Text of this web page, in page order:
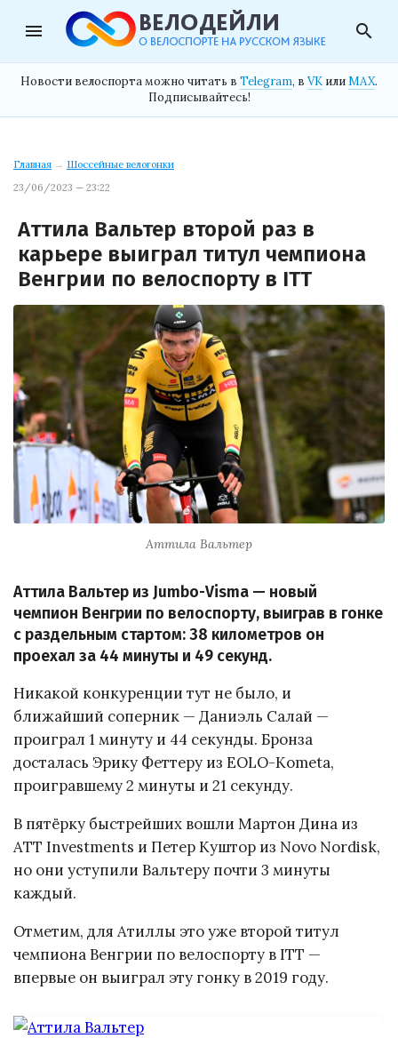
menu search
Новости велоспорта можно читать в Telegram, в VK илиMAX.
Подписывайтесь!
Главная → Шоссейные велогонки
23/06/2023 — 23:22
Аттила Вальтер второй раз в
карьере выиграл титул чемпиона
Венгрии по велоспорту в ITT
Аттила Вальтер
Аттила Вальтер из Jumbo-Visma — новый
чемпион Венгрии по велоспорту, выиграв в гонке
с раздельным стартом: 38 километров он
проехал за 44 минуты и 49 секунд.
Никакой конкуренции тут не было, и
ближайший соперник — Даниэль Салай —
проиграл 1 минуту и 44 секунды. Бронза
досталась Эрику Феттеру из EOLO-Kometa,
проигравшему 2 минуты и 21 секунду.
В пятёрку быстрейших вошли Мартон Дина из
ATT Investments и Петер Куштор из Novo Nordisk,
но они уступили Вальтеру почти 3 минуты
каждый.
Отметим, для Атиллы это уже второй титул
чемпиона Венгрии по велоспорту в ITT —
впервые он выиграл эту гонку в 2019 году.